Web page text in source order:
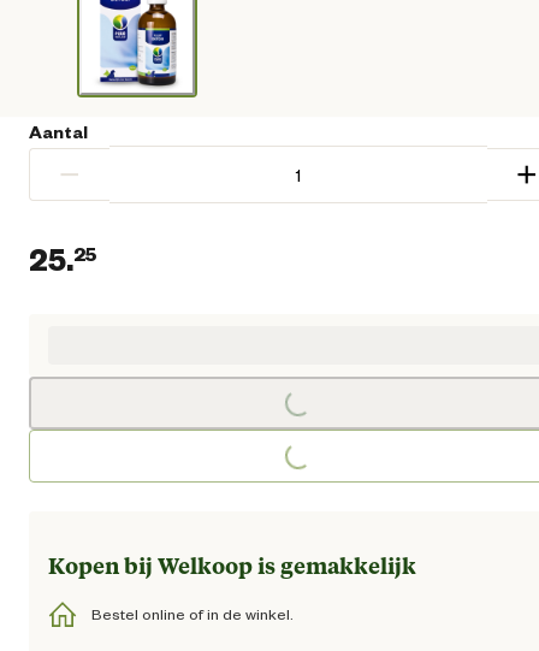
Aantal
− +
25.25
Loading...
Loading...
Kopen bij Welkoop is gemakkelijk
Bestel online of in de winkel.